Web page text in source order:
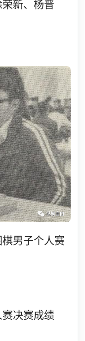
新、杨晋
棋男子个人赛
决赛成绩